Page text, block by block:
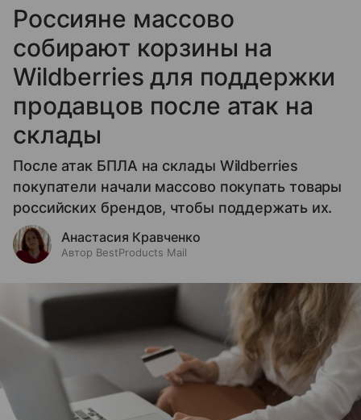
Россияне массово
собирают корзины на
Wildberries для поддержки
продавцов после атак на
склады
После атак БПЛА на склады Wildberries
покупатели начали массово покупать товары
российских брендов, чтобы поддержать их.
Анастасия Кравченко
Автор BestProducts Mail